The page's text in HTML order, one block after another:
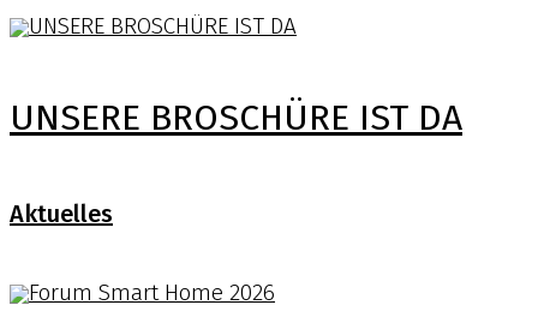
UNSERE BROSCHÜRE IST DA
Aktuelles